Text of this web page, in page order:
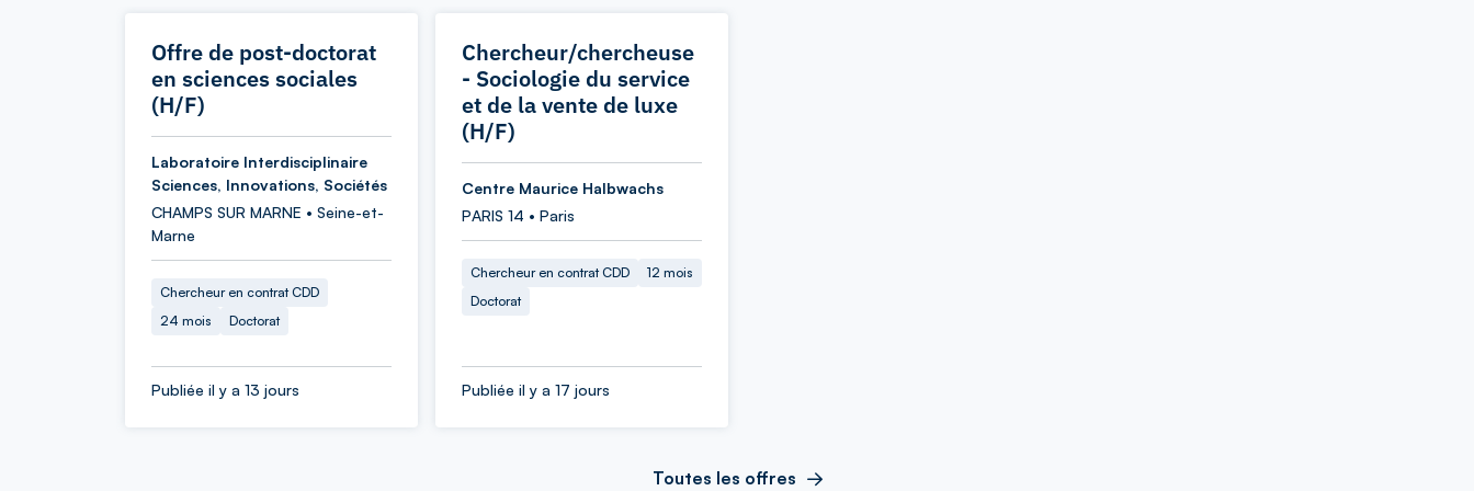
Offre de post-doctorat
en sciences sociales
(H/F)
Laboratoire Interdisciplinaire
Sciences, Innovations, Sociétés
CHAMPS SUR MARNE • Seine-et-
Marne
Chercheur en contrat CDD
24 mois
Doctorat
Publiée il y a 13 jours
Chercheur/chercheuse
- Sociologie du service
et de la vente de luxe
(H/F)
Centre Maurice Halbwachs
PARIS 14 • Paris
Chercheur en contrat CDD
12 mois
Doctorat
Publiée il y a 17 jours
Toutes les offres